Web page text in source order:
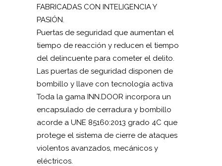
FABRICADAS CON INTELIGENCIA Y
PASIÓN.
Puertas de seguridad que aumentan el
tiempo de reacción y reducen el tiempo
del delincuente para cometer el delito.
Las puertas de seguridad disponen de
bombillo y llave con tecnología activa
Toda la gama INN.DOOR incorpora un
encapsulado de cerradura y bombillo
acorde a UNE 85160:2013 grado 4C que
protege el sistema de cierre de ataques
violentos avanzados, mecánicos y
eléctricos.